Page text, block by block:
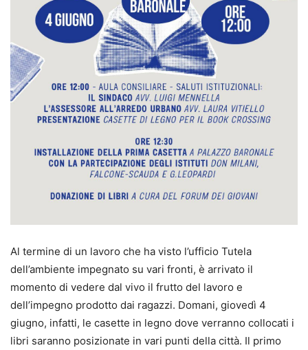
Al termine di un lavoro che ha visto l’ufficio Tutela
dell’ambiente impegnato su vari fronti, è arrivato il
momento di vedere dal vivo il frutto del lavoro e
dell’impegno prodotto dai ragazzi. Domani, giovedì 4
giugno, infatti, le casette in legno dove verranno collocati i
libri saranno posizionate in vari punti della città. Il primo